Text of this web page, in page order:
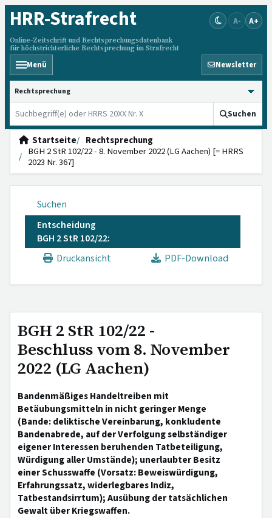
HRR-Strafrecht
Online-Zeitschrift und Rechtsprechungsdatenbank
für höchstrichterliche Rechtsprechung im Strafrecht
A- A+
Menü Newsletter
HRRS durchsuchen
Suchen
Startseite
Rechtsprechung
BGH 2 StR 102/22 - 8. November 2022 (LG Aachen) [= HRRS
2023 Nr. 367]
Suchen
Entscheidung
BGH 2 StR 102/22:
Druckansicht
PDF-Download
BGH 2 StR 102/22 -
Beschluss vom 8. November
2022 (LG Aachen)
Bandenmäßiges Handeltreiben mit
Betäubungsmitteln in nicht geringer Menge
(Bande: deliktische Vereinbarung, konkludente
Bandenabrede, auf der Verfolgung selbständiger
eigener Interessen beruhenden Tatbeteiligung,
Würdigung aller Umstände); unerlaubter Besitz
einer Schusswaffe (Vorsatz: Beweiswürdigung,
Erfahrungssatz, widerlegbares Indiz,
Tatbestandsirrtum); Ausübung der tatsächlichen
Gewalt über Kriegswaffen.